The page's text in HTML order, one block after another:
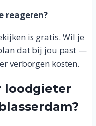
reageren?
is gratis. Wil je
dat bij jou past —
verborgen kosten.
loodgieter